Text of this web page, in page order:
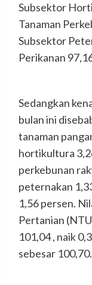
Subsektor
Tanaman
Subsektor
Perikanan
Sedangkan
bulan ini
tanaman
hortikultura
perkebunan
peternakan
1,56 persen.
Pertanian
101,04 , naik
sebesar 100,70.